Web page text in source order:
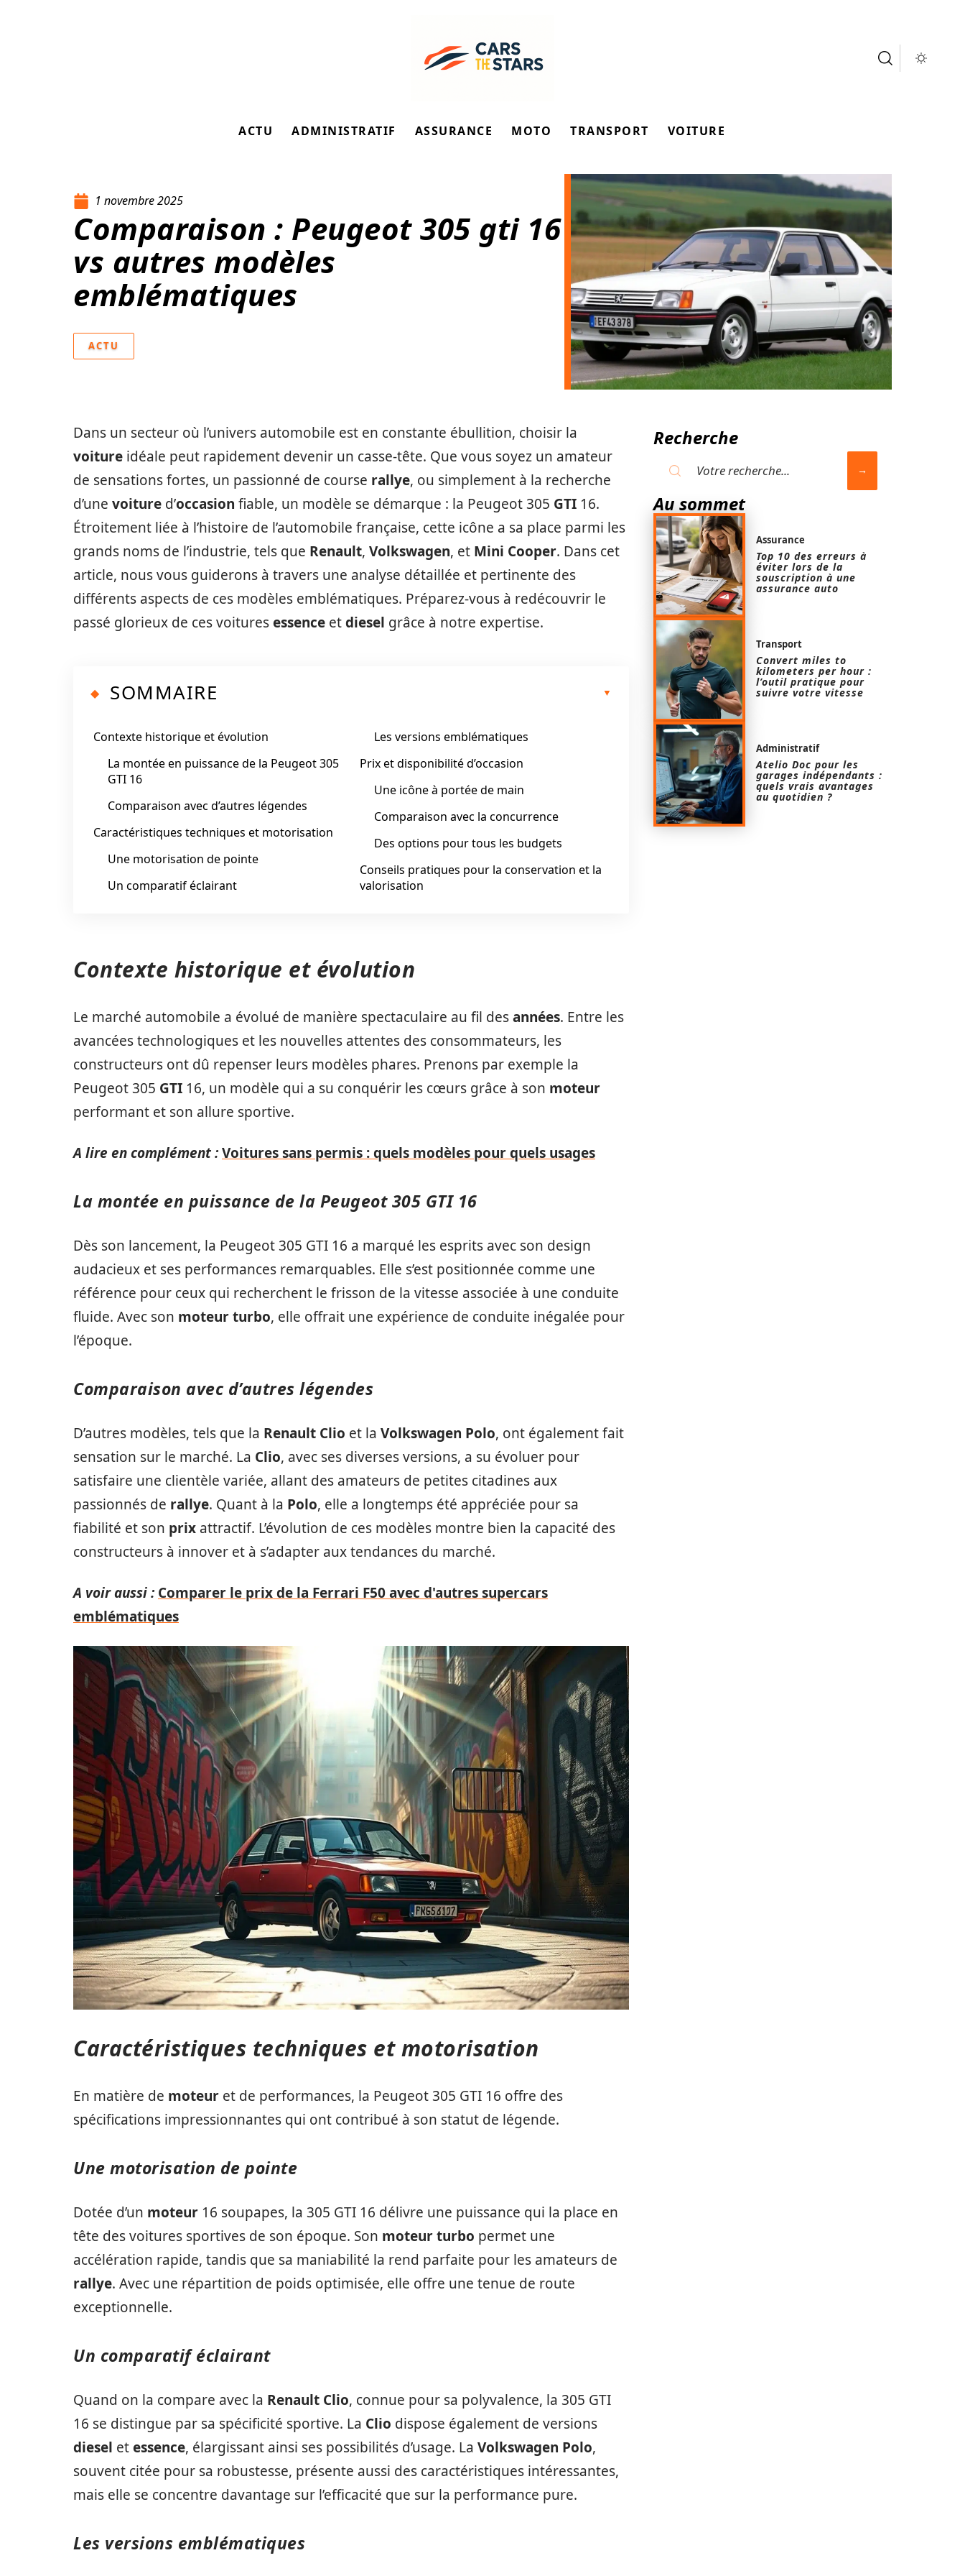
ACTU ADMINISTRATIF ASSURANCE MOTO TRANSPORT VOITURE
1 novembre 2025
Comparaison : Peugeot 305 gti 16
vs autres modèles
emblématiques
ACTU
Dans un secteur où l’univers automobile est en constante ébullition, choisir la
voiture idéale peut rapidement devenir un casse-tête. Que vous soyez un amateur
de sensations fortes, un passionné de course rallye, ou simplement à la recherche
d’une voiture d’occasion fiable, un modèle se démarque : la Peugeot 305 GTI 16.
Étroitement liée à l’histoire de l’automobile française, cette icône a sa place parmi les
grands noms de l’industrie, tels que Renault, Volkswagen, et Mini Cooper. Dans cet
article, nous vous guiderons à travers une analyse détaillée et pertinente des
différents aspects de ces modèles emblématiques. Préparez-vous à redécouvrir le
passé glorieux de ces voituresessence etdiesel grâce à notre expertise.
SOMMAIRE
Contexte historique et évolution
La montée en puissance de la Peugeot 305
GTI 16
Comparaison avec d’autres légendes
Caractéristiques techniques et motorisation
Une motorisation de pointe
Un comparatif éclairant
Les versions emblématiques
Prix et disponibilité d’occasion
Une icône à portée de main
Comparaison avec la concurrence
Des options pour tous les budgets
Conseils pratiques pour la conservation et la
valorisation
Contexte historique et évolution
Le marché automobile a évolué de manière spectaculaire au fil desannées. Entre les
avancées technologiques et les nouvelles attentes des consommateurs, les
constructeurs ont dû repenser leurs modèles phares. Prenons par exemple la
Peugeot 305 GTI 16, un modèle qui a su conquérir les cœurs grâce à son moteur
performant et son allure sportive.
A lire en complément :Voitures sans permis : quels modèles pour quels usages
La montée en puissance de la Peugeot 305 GTI 16
Dès son lancement, la Peugeot 305 GTI 16 a marqué les esprits avec son design
audacieux et ses performances remarquables. Elle s’est positionnée comme une
référence pour ceux qui recherchent le frisson de la vitesse associée à une conduite
fluide. Avec son moteurturbo, elle offrait une expérience de conduite inégalée pour
l’époque.
Comparaison avec d’autres légendes
D’autres modèles, tels que la Renault Clio et la Volkswagen Polo, ont également fait
sensation sur le marché. La Clio, avec ses diverses versions, a su évoluer pour
satisfaire une clientèle variée, allant des amateurs de petites citadines aux
passionnés de rallye. Quant à la Polo, elle a longtemps été appréciée pour sa
fiabilité et son prix attractif. L’évolution de ces modèles montre bien la capacité des
constructeurs à innover et à s’adapter aux tendances du marché.
A voir aussi : Comparer le prix de la Ferrari F50 avec d'autres supercars
emblématiques
Caractéristiques techniques et motorisation
En matière de moteur et de performances, la Peugeot 305 GTI 16 offre des
spécifications impressionnantes qui ont contribué à son statut de légende.
Une motorisation de pointe
Dotée d’un moteur 16 soupapes, la 305 GTI 16 délivre une puissance qui la place en
tête des voitures sportives de son époque. Son moteurturbo permet une
accélération rapide, tandis que sa maniabilité la rend parfaite pour les amateurs de
rallye. Avec une répartition de poids optimisée, elle offre une tenue de route
exceptionnelle.
Un comparatif éclairant
Quand on la compare avec la Renault Clio, connue pour sa polyvalence, la 305 GTI
16 se distingue par sa spécificité sportive. La Clio dispose également de versions
diesel etessence, élargissant ainsi ses possibilités d’usage. La Volkswagen Polo,
souvent citée pour sa robustesse, présente aussi des caractéristiques intéressantes,
mais elle se concentre davantage sur l’efficacité que sur la performance pure.
Les versions emblématiques
Recherche
Au sommet
Assurance
Top 10 des erreurs à
éviter lors de la
souscription à une
assurance auto
Transport
Convert miles to
kilometers per hour :
l’outil pratique pour
suivre votre vitesse
Administratif
Atelio Doc pour les
garages indépendants :
quels vrais avantages
au quotidien ?